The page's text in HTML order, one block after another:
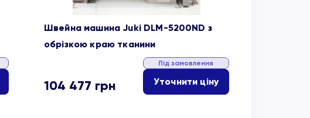
Швейна машина Juki DLM-5200ND з
обрізкою краю тканини
104 477 грн
Під замовлення
Уточнити ціну